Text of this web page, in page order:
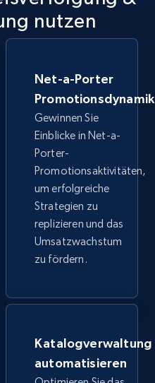
Currency, Initial
and more.
Jetzt anfangen
Currency, Initial
percent, and more.
Jetzt anfangen
shop products
Currency, Initial
percent, and more.
nutzen
Net-a-Porter
Gewinnen Sie
Einblicke in Net-a-
Porter-
Promotionsaktivitäten,
um erfolgreiche
Strategien zu
replizieren und das
Umsatzwachstum
zu fördern.
Katalogverwaltung
automatisieren